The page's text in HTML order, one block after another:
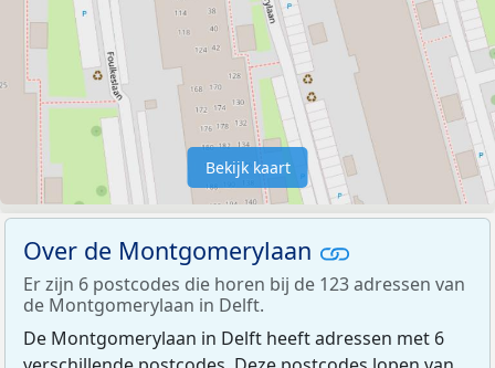
Bekijk kaart
Over de Montgomerylaan
Er zijn 6 postcodes die horen bij de 123 adressen van
de Montgomerylaan in Delft.
De Montgomerylaan in Delft heeft adressen met 6